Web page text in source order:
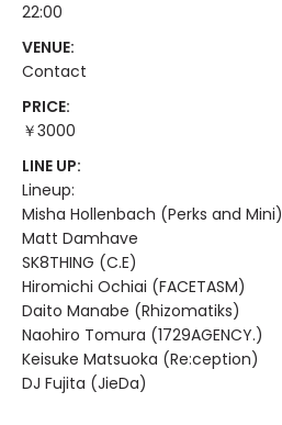
22:00
VENUE:
Contact
PRICE:
￥3000
LINE UP:
Lineup:
Misha Hollenbach (Perks and Mini)
Matt Damhave
SK8THING (C.E)
Hiromichi Ochiai (FACETASM)
Daito Manabe (Rhizomatiks)
Naohiro Tomura (1729AGENCY.)
Keisuke Matsuoka (Re:ception)
DJ Fujita (JieDa)